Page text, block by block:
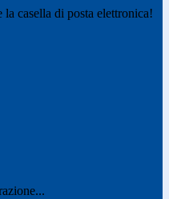
casella di posta elettronica!